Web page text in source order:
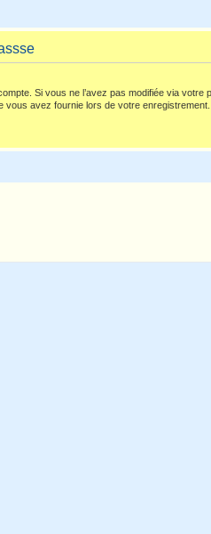
Si vous ne l’avez pas modifiée via votre
vous avez fournie lors de votre enregistrement.